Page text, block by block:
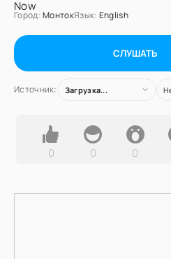
Город:МонтокЯзык: English
СЛУШАТЬ
Источник: Загрузка...
0 0 0